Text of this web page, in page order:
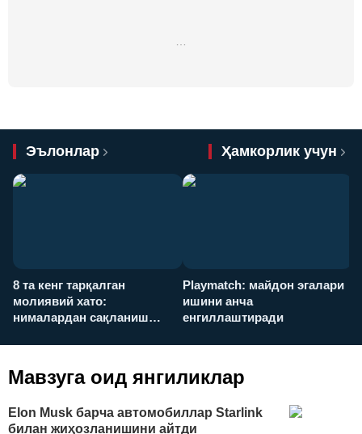
…
Эълонлар Ҳамкорлик учун
8 та кенг тарқалган
молиявий хато:
нималардан сақланиш
Playmatch: майдон эгалари
ишини анча
енгиллаштиради
Мавзуга оид янгиликлар
Elon Musk барча автомобиллар Starlink
билан жиҳозланишини айтди